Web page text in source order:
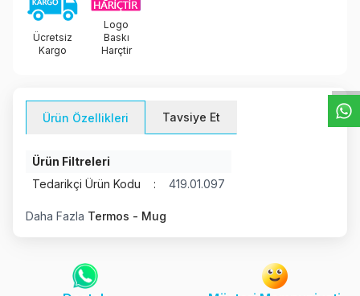
Ücretsiz
Kargo
Logo
Baskı
Harçtir
Ürün Özellikleri Tavsiye Et
Ürün Filtreleri
Tedarikçi Ürün Kodu
: 419.01.097
Daha Fazla Termos - Mug